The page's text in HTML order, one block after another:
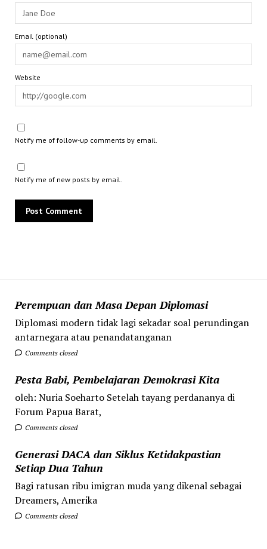
Perempuan dan Masa Depan Diplomasi
Diplomasi modern tidak lagi sekadar soal perundingan
antarnegara atau penandatanganan
Comments closed
Pesta Babi, Pembelajaran Demokrasi Kita
oleh: Nuria Soeharto Setelah tayang perdananya di
Forum Papua Barat,
Comments closed
Generasi DACA dan Siklus Ketidakpastian
Setiap Dua Tahun
Bagi ratusan ribu imigran muda yang dikenal sebagai
Dreamers, Amerika
Comments closed
Email (optional)
Website
Notify me of follow-up comments by email.
Notify me of new posts by email.